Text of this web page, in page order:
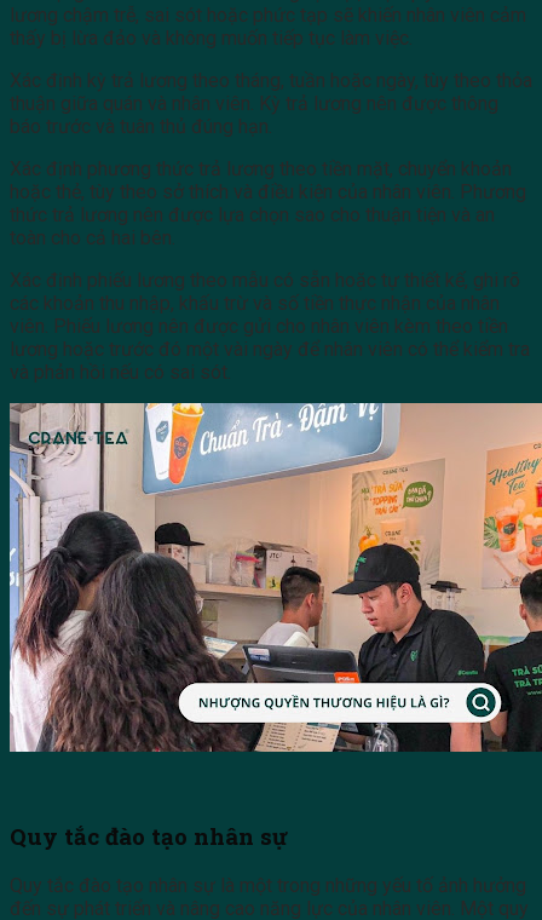
lương chậm trễ, sai sót hoặc phức tạp sẽ khiến nhân viên cảm
thấy bị lừa đảo và không muốn tiếp tục làm việc.
Xác định kỳ trả lương theo tháng, tuần hoặc ngày, tùy theo thỏa
thuận giữa quán và nhân viên. Kỳ trả lương nên được thông
báo trước và tuân thủ đúng hạn.
Xác định phương thức trả lương theo tiền mặt, chuyển khoản
hoặc thẻ, tùy theo sở thích và điều kiện của nhân viên. Phương
thức trả lương nên được lựa chọn sao cho thuận tiện và an
toàn cho cả hai bên.
Xác định phiếu lương theo mẫu có sẵn hoặc tự thiết kế, ghi rõ
các khoản thu nhập, khấu trừ và số tiền thực nhận của nhân
viên. Phiếu lương nên được gửi cho nhân viên kèm theo tiền
lương hoặc trước đó một vài ngày để nhân viên có thể kiểm tra
và phản hồi nếu có sai sót.
Quy tắc đào tạo nhân sự
Quy tắc đào tạo nhân sự là một trong những yếu tố ảnh hưởng
đến sự phát triển và nâng cao năng lực của nhân viên. Một quy